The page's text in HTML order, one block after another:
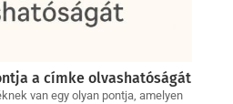
a címke olvashatóságát
van egy olyan pontja, amelyen